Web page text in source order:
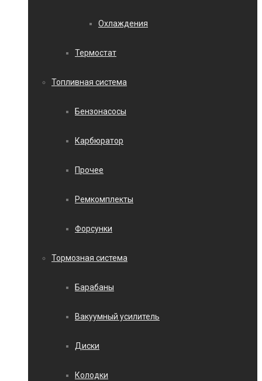
Охлаждения
Термостат
Топливная система
Бензонасосы
Карбюратор
Прочее
Ремкомплекты
Форсунки
Тормозная система
Барабаны
Вакуумный усилитель
Диски
Колодки